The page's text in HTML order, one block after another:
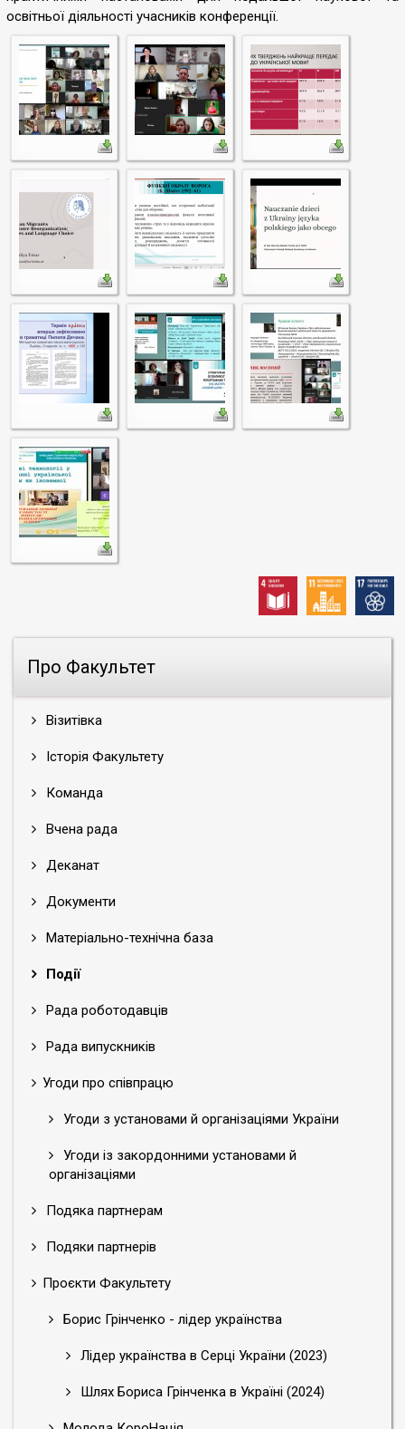
Про Факультет
Візитівка
Історія Факультету
Команда
Вчена рада
Деканат
Документи
Матеріально-технічна база
Події
Рада роботодавців
Рада випускників
Угоди про співпрацю
Угоди з установами й організаціями України
Угоди із закордонними установами й
організаціями
Подяка партнерам
Подяки партнерів
Проєкти Факультету
Борис Грінченко - лідер українства
Лідер українства в Серці України (2023)
Шлях Бориса Грінченка в Україні (2024)
освітньої діяльності учасників конференції.